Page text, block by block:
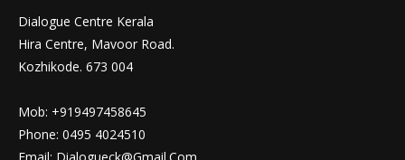
Dialogue Centre Kerala
Hira Centre, Mavoor Road.
Kozhikode. 673 004
Mob: +919497458645
Phone: 0495 4024510